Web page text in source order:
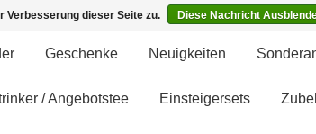
Geschenke Neuigkeiten
/ Angebotstee Einsteigersets
Verbesserung dieser Seite zu. Diese Nachricht